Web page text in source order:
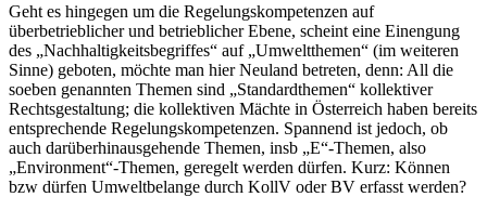
Geht es hingegen um die Regelungskompetenzen auf
überbetrieblicher und betrieblicher Ebene, scheint eine Einengung
des „Nachhaltigkeitsbegriffes“ auf „Umweltthemen“ (im weiteren
Sinne) geboten, möchte man hier Neuland betreten, denn: All die
soeben genannten Themen sind „Standardthemen“ kollektiver
Rechtsgestaltung; die kollektiven Mächte in Österreich haben bereits
entsprechende Regelungskompetenzen. Spannend ist jedoch, ob
auch darüberhinausgehende Themen, insb „E“-Themen, also
„Environment“-Themen, geregelt werden dürfen. Kurz: Können
bzw dürfen Umweltbelange durch KollV oder BV erfasst werden?